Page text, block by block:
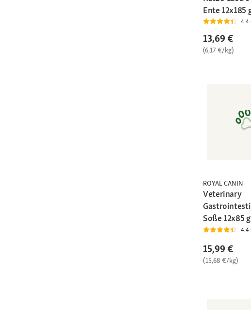
Ente 12x185
4.4
13,69 €
(6,17 €/kg)
ROYAL CANIN
Veterinary
Soße 12x85 g
4.4
15,99 €
(15,68 €/kg)